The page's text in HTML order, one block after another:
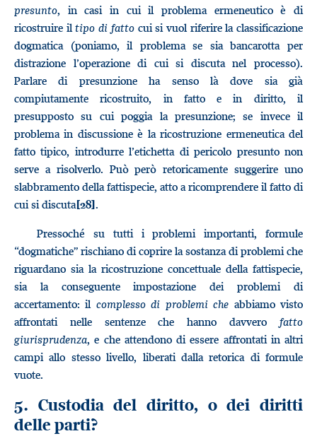
presunto, in casi in cui il problema ermeneutico è di
ricostruire iltipo di fattocui si vuol riferire la classificazione
dogmatica (poniamo, il problema se sia bancarotta per
distrazione l’operazione di cui si discuta nel processo).
Parlare di presunzione ha senso là dove sia già
compiutamente ricostruito, in fatto e in diritto, il
presupposto su cui poggia la presunzione; se invece il
problema in discussione è la ricostruzione ermeneutica del
fatto tipico, introdurre l’etichetta di pericolo presunto non
serve a risolverlo. Può però retoricamente suggerire uno
slabbramento della fattispecie, atto a ricomprendere il fatto di
cui si discuta[28].
Pressoché su tutti i problemi importanti, formule
“dogmatiche” rischiano di coprire la sostanza di problemi che
riguardano sia la ricostruzione concettuale della fattispecie,
sia la conseguente impostazione dei problemi di
accertamento: il complesso di problemi che abbiamo visto
affrontati nelle sentenze che hanno davvero fatto
giurisprudenza, e che attendono di essere affrontati in altri
campi allo stesso livello, liberati dalla retorica di formule
vuote.
5. Custodia del diritto, o dei diritti
delle parti?